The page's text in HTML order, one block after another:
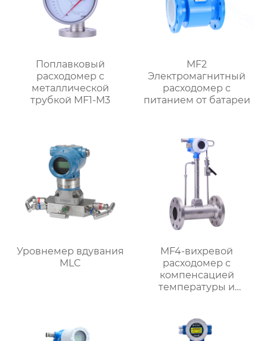
Поплавковый
расходомер с
металлической
трубкой MF1-M3
MF2
Электромагнитный
расходомер с
питанием от батареи
Уровнемер вдувания
MLC
MF4-вихревой
расходомер с
компенсацией
температуры и